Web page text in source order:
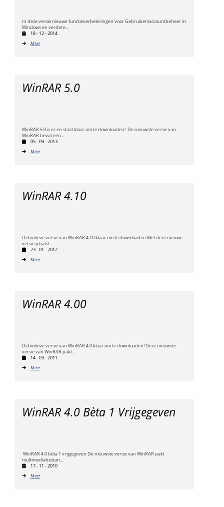
In deze versie nieuwe functieverbeteringen voor Gebruikersaccountbeheer in
Windows en verdere...
18 - 12 - 2014
Meer
WinRAR 5.0
WinRAR 5.0 is er en staat klaar om te downloaden! De nieuwste versie van
WinRAR bevat een...
05 - 09 - 2013
Meer
WinRAR 4.10
Definitieve versie van WinRAR 4.10 klaar om te downloaden Met deze nieuwe
versie plaatst...
23 - 01 - 2012
Meer
WinRAR 4.00
Definitieve versie van WinRAR 4.0 klaar om te downloaden! Deze nieuwste
versie van WinRAR pakt...
14 - 03 - 2011
Meer
WinRAR 4.0 Bèta 1 Vrijgegeven
WinRAR 4.0 bèta 1 vrijgegeven De nieuwste versie van WinRAR pakt
multimediabestan...
17 - 11 - 2010
Meer